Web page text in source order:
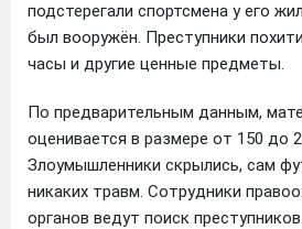
подстерегали спортсмена у его
был вооружён. Преступники
часы и другие ценные предметы.
По предварительным данным,
оценивается в размере от 150 до
Злоумышленники скрылись, сам
никаких травм. Сотрудники
органов ведут поиск преступников.